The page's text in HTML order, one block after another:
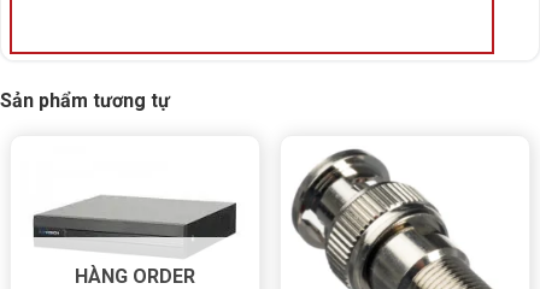
Sản phẩm tương tự
HÀNG ORDER